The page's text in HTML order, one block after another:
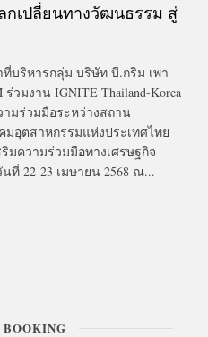
กเปลี่ยนทางวัฒนธรรม สู่
บริหารกลุ่ม บริษัท บี.กริม เพา
วมงาน IGNITE Thailand-Korea
ามร่วมมือระหว่างสถาน
อุตสาหกรรมแห่งประเทศไทย
ริมความร่วมมือทางเศรษฐกิจ
ที่ 22-23 เมษายน 2568 ณ...